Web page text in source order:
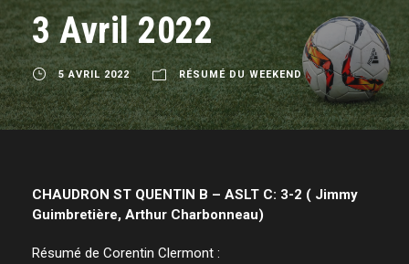
3 Avril 2022
5 AVRIL 2022 RÉSUMÉ DU WEEKEND
CHAUDRON ST QUENTIN B – ASLT C: 3-2 ( Jimmy
Guimbretière, Arthur Charbonneau)
Résumé de Corentin Clermont :